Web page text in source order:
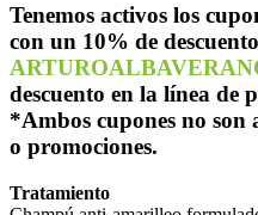
Tenemos activos los
con un 10% de
descuento en la línea de
*Ambos cupones no son
o promociones.
Tratamiento